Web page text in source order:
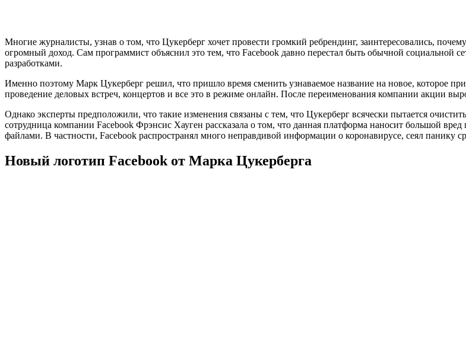
Многие журналисты, узнав о том, что Цукерберг хочет провести громкий ребрендинг, заинтересовались,
огромный доход. Сам программист объяснил это тем, что Facebook давно перестал быть обычной социальной
разработками.
Именно поэтому Марк Цукерберг решил, что пришло время сменить узнаваемое название на новое, которое
проведение деловых встреч, концертов и все это в режиме онлайн. После переименования компании акции
Однако эксперты предположили, что такие изменения связаны с тем, что Цукерберг всячески пытается
сотрудница компании Facebook Фрэнсис Хауген рассказала о том, что данная платформа наносит большой
файлами. В частности, Facebook распространял много неправдивой информации о коронавирусе, сеял панику
Новый логотип Facebook от Марка Цукерберга